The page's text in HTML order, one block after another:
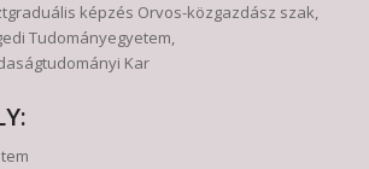
képzés Orvos-közgazdász szak,
Tudományegyetem,
Kar